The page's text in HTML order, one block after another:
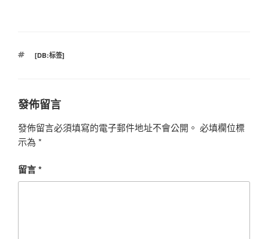
標
[DB:标签]
發佈留言
發佈留言必須填寫的電子郵件地址不會公開。 必填欄位標
示為 *
留言*